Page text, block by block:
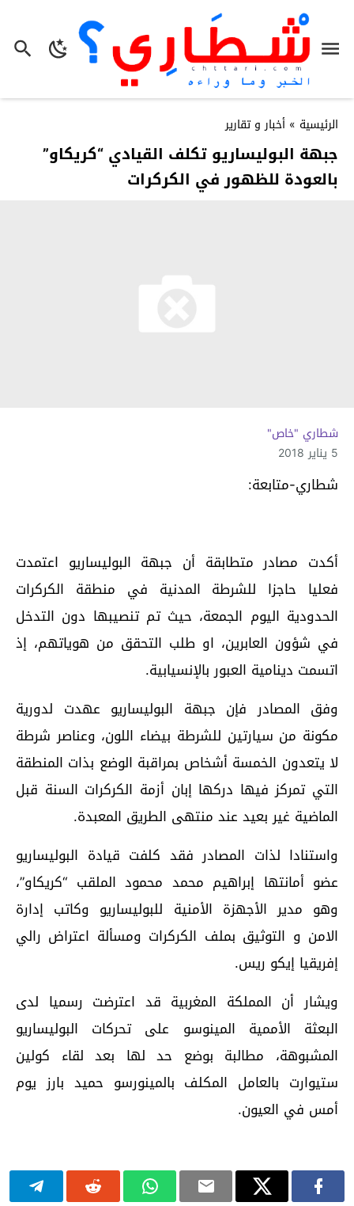
الرئيسية » أخبار و تقارير
جبهة البوليساريو تكلف القيادي “كريكاو”
بالعودة للظهور في الكركرات
شطاري "خاص"
5 يناير 2018
شطاري-متابعة:
أكدت مصادر متطابقة أن جبهة البوليساريو اعتمدت
فعليا حاجزا للشرطة المدنية في منطقة الكركرات
الحدودية اليوم الجمعة، حيث تم تنصيبها دون التدخل
في شؤون العابرين، او طلب التحقق من هوياتهم، إذ
اتسمت دينامية العبور بالإنسيابية.
وفق المصادر فإن جبهة البوليساريو عهدت لدورية
مكونة من سيارتين للشرطة بيضاء اللون، وعناصر شرطة
لا يتعدون الخمسة أشخاص بمراقبة الوضع بذات المنطقة
التي تمركز فيها دركها إبان أزمة الكركرات السنة قبل
الماضية غير بعيد عند منتهى الطريق المعبدة.
واستنادا لذات المصادر فقد كلفت قيادة البوليساريو
عضو أمانتها إبراهيم محمد محمود الملقب “كريكاو”،
وهو مدير الأجهزة الأمنية للبوليساريو وكاتب إدارة
الامن و التوثيق بملف الكركرات ومسألة اعتراض رالي
إفريقيا إيكو ريس.
ويشار أن المملكة المغربية قد اعترضت رسميا لدى
البعثة الأممية المينوسو على تحركات البوليساريو
المشبوهة، مطالبة بوضع حد لها بعد لقاء كولين
ستيوارت بالعامل المكلف بالمينورسو حميد بارز يوم
أمس في العيون.